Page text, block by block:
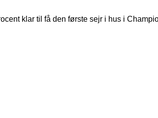
klar til få den første sejr i hus i